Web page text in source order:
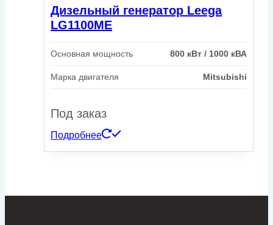
Дизельный генератор Leega
LG1100ME
Основная мощность 800 кВт / 1000 кВА
Марка двигателя Mitsubishi
Под заказ
Подробнее